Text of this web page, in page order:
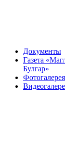
Документы
Газета
Булгар»
Фотогалерея